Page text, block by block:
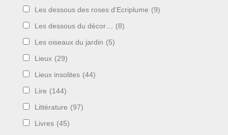
Les dessous des roses d'Ecriplume (9)
Les dessous du décor… (8)
Les oiseaux du jardin (5)
Lieux (29)
Lieux insolites (44)
Lire (144)
Littérature (97)
Livres (45)